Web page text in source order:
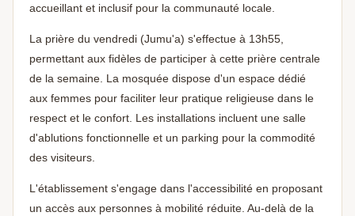
accueillant et inclusif pour la communauté locale.
La prière du vendredi (Jumu'a) s'effectue à 13h55,
permettant aux fidèles de participer à cette prière centrale
de la semaine. La mosquée dispose d'un espace dédié
aux femmes pour faciliter leur pratique religieuse dans le
respect et le confort. Les installations incluent une salle
d'ablutions fonctionnelle et un parking pour la commodité
des visiteurs.
L'établissement s'engage dans l'accessibilité en proposant
un accès aux personnes à mobilité réduite. Au-delà de la